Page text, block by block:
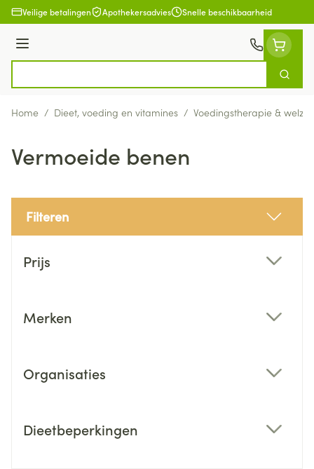
Ga naar de inhoud
Veilige betalingen Apothekersadvies Snelle beschikbaarheid
Menu
Zoek
Home / Dieet, voeding en vitamines / Voedingstherapie & welzijn
Vermoeide benen
Filteren
Prijs
Merken
Organisaties
Dieetbeperkingen